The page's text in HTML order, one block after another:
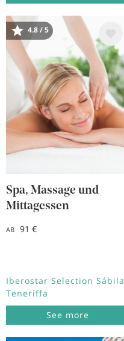
Bild4.8 / 5
Spa, Massage und
Mittagessen
AB 91 €
Iberostar Selection Sábila
Teneriffa
See more